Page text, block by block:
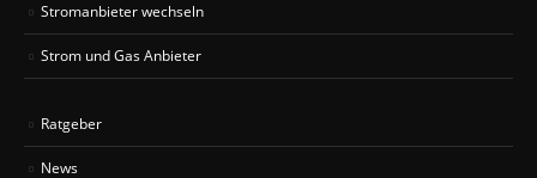
Stromanbieter wechseln
Strom und Gas Anbieter
Ratgeber
News